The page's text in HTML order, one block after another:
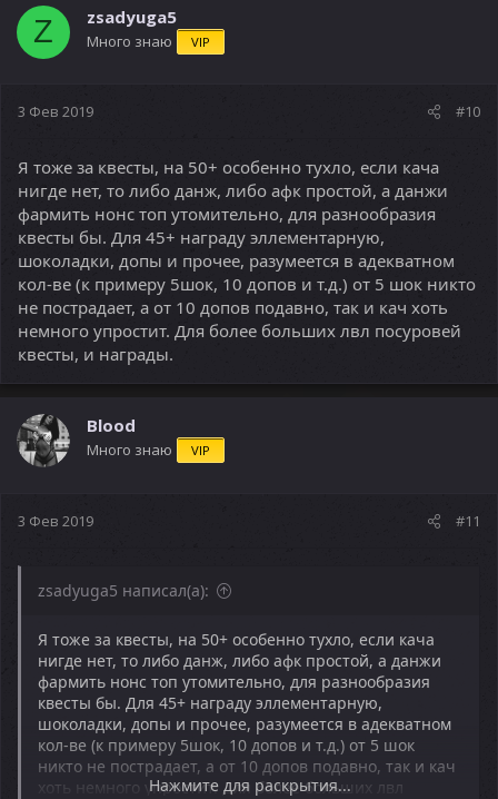
Z zsadyuga5
Много знаю VIP
3 Фев 2019 #10
Я тоже за квесты, на 50+ особенно тухло, если кача
нигде нет, то либо данж, либо афк простой, а данжи
фармить нонс топ утомительно, для разнообразия
квесты бы. Для 45+ награду эллементарную,
шоколадки, допы и прочее, разумеется в адекватном
кол-ве (к примеру 5шок, 10 допов и т.д.) от 5 шок никто
не пострадает, а от 10 допов подавно, так и кач хоть
немного упростит. Для более больших лвл посуровей
квесты, и награды.
Blood
Много знаю VIP
3 Фев 2019 #11
zsadyuga5 написал(а):
Я тоже за квесты, на 50+ особенно тухло, если кача
нигде нет, то либо данж, либо афк простой, а данжи
фармить нонс топ утомительно, для разнообразия
квесты бы. Для 45+ награду эллементарную,
шоколадки, допы и прочее, разумеется в адекватном
кол-ве (к примеру 5шок, 10 допов и т.д.) от 5 шок
никто не пострадает, а от 10 допов подавно, так и кач
хоть немного упростит. Для более больших лвл
Нажмите для раскрытия...